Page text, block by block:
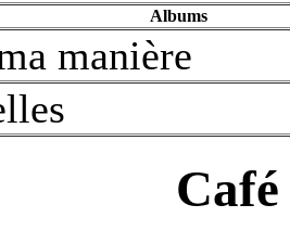
Albums
manière